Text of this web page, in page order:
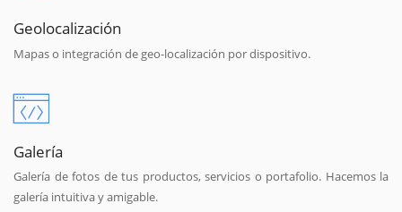
Geolocalización
Mapas o integración de geo-localización por dispositivo.
Galería
Galería de fotos de tus productos, servicios o portafolio. Hacemos la
galería intuitiva y amigable.